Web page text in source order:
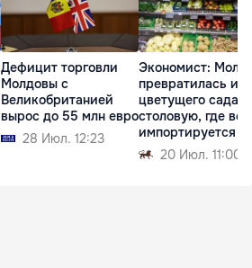
Дефицит торговли
Молдовы с
Великобританией
вырос до 55 млн евро
28 Июл. 12:23
Экономист:
превратилась из
цветущего сада в
столовую, где всё
импортируется
20 Июл. 11:00